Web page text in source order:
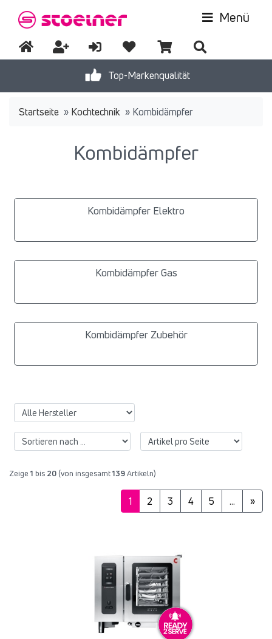
Top-Markenqualität
Menü
Startseite » Kochtechnik » Kombidämpfer
Kombidämpfer
Kombidämpfer Elektro
Kombidämpfer Gas
Kombidämpfer Zubehör
Zeige 1 bis 20 (von insgesamt139Artikeln)
1 2 3 4 5 ... »